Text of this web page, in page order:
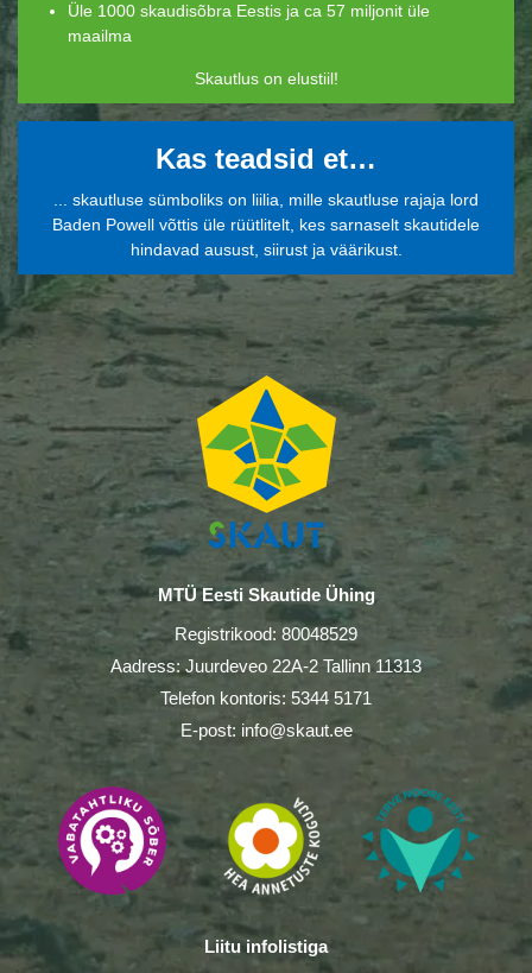
Üle 1000 skaudisõbra Eestis ja ca 57 miljonit üle
maailma
Skautlus on elustiil!
Kas teadsid et…
... skautluse sümboliks on liilia, mille skautluse rajaja lord
Baden Powell võttis üle rüütlitelt, kes sarnaselt skautidele
hindavad ausust, siirust ja väärikust.
MTÜ Eesti Skautide Ühing
Registrikood: 80048529
Aadress: Juurdeveo 22A-2 Tallinn 11313
Telefon kontoris: 5344 5171
E-post: info@skaut.ee
Liitu infolistiga